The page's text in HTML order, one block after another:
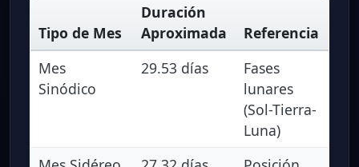
Tipo de Mes
Duración
Aproximada
Referencia
Mes
Sinódico
29.53 días
Fases
lunares
(Sol-Tierra-
Luna)